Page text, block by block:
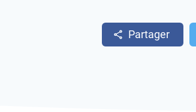
Partager